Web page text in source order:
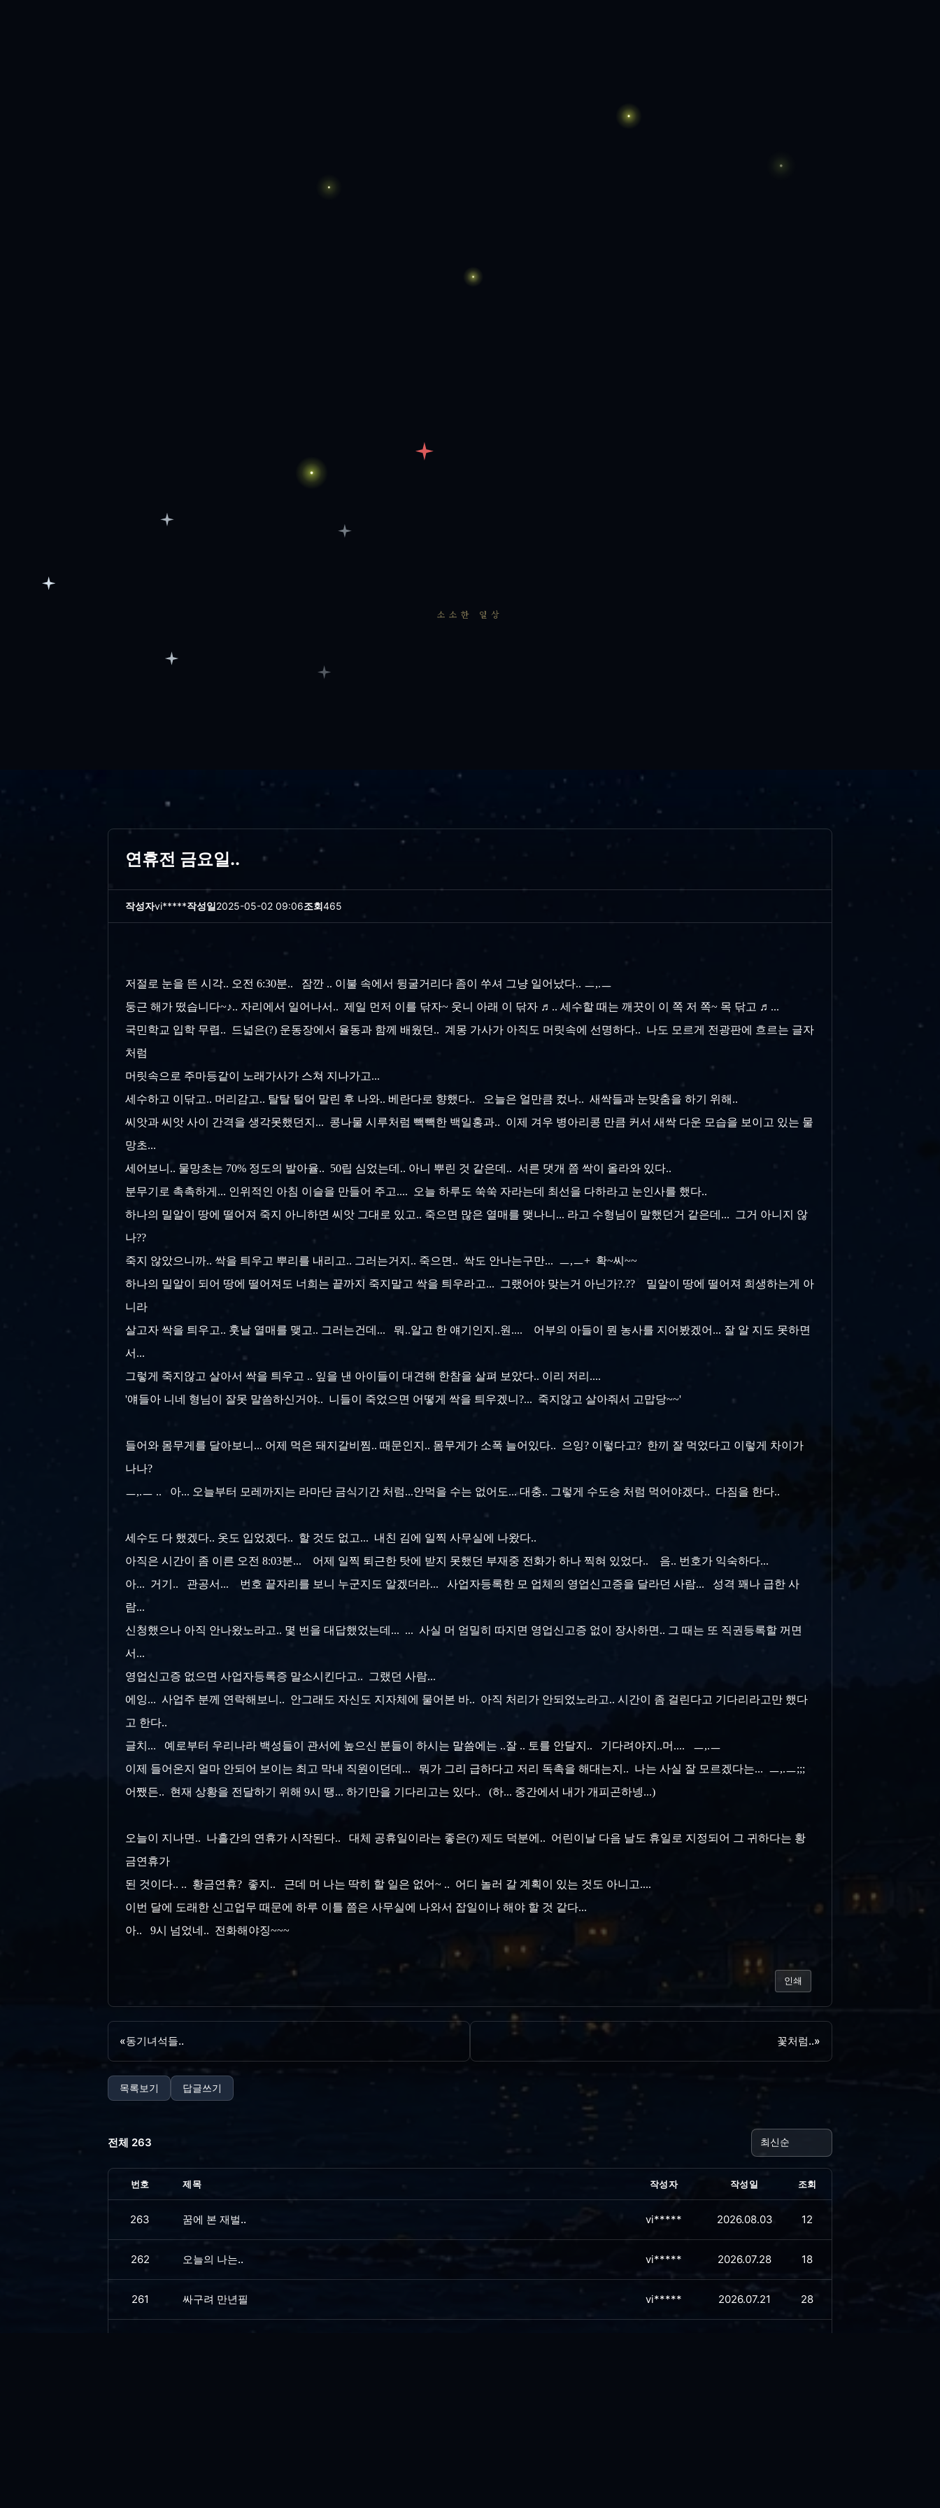
소소한 일상
연휴전 금요일..
작성자vi*****작성일2025-05-02 09:06조회465
저절로 눈을 뜬 시각.. 오전 6:30분.. 잠깐 .. 이불 속에서 뒹굴거리다 좀이 쑤셔 그냥 일어났다.. ㅡ,.ㅡ
둥근 해가 떴습니다~♪.. 자리에서 일어나서.. 제일 먼저 이를 닦자~ 웃니 아래 이 닦자 ♬.. 세수할 때는 깨끗이 이 쪽 저 쪽~ 목 닦고 ♬...
국민학교 입학 무렵.. 드넓은(?) 운동장에서 율동과 함께 배웠던.. 계몽 가사가 아직도 머릿속에 선명하다.. 나도 모르게 전광판에 흐르는 글자
처럼
머릿속으로 주마등같이 노래가사가 스쳐 지나가고...
세수하고 이닦고.. 머리감고.. 탈탈 털어 말린 후 나와.. 베란다로 향했다.. 오늘은 얼만큼 컸나.. 새싹들과 눈맞춤을 하기 위해..
씨앗과 씨앗 사이 간격을 생각못했던지... 콩나물 시루처럼 빽빽한 백일홍과.. 이제 겨우 병아리콩 만큼 커서 새싹 다운 모습을 보이고 있는 물
망초...
세어보니.. 물망초는 70% 정도의 발아율.. 50립 심었는데.. 아니 뿌린 것 같은데.. 서른 댓개 쯤 싹이 올라와 있다..
분무기로 촉촉하게... 인위적인 아침 이슬을 만들어 주고.... 오늘 하루도 쑥쑥 자라는데 최선을 다하라고 눈인사를 했다..
하나의 밀알이 땅에 떨어져 죽지 아니하면 씨앗 그대로 있고.. 죽으면 많은 열매를 맺나니... 라고 수형님이 말했던거 같은데... 그거 아니지 않
나??
죽지 않았으니까.. 싹을 틔우고 뿌리를 내리고.. 그러는거지.. 죽으면.. 싹도 안나는구만... ㅡ,ㅡ+ 확~씨~~
하나의 밀알이 되어 땅에 떨어져도 너희는 끝까지 죽지말고 싹을 틔우라고... 그랬어야 맞는거 아닌가?.?? 밀알이 땅에 떨어져 희생하는게 아
니라
살고자 싹을 틔우고.. 훗날 열매를 맺고.. 그러는건데... 뭐..알고 한 얘기인지..원.... 어부의 아들이 뭔 농사를 지어봤겠어... 잘 알 지도 못하면
서...
그렇게 죽지않고 살아서 싹을 틔우고 .. 잎을 낸 아이들이 대견해 한참을 살펴 보았다.. 이리 저리....
'얘들아 니네 형님이 잘못 말씀하신거야.. 니들이 죽었으면 어떻게 싹을 틔우겠니?... 죽지않고 살아줘서 고맙당~~'
들어와 몸무게를 달아보니... 어제 먹은 돼지갈비찜.. 때문인지.. 몸무게가 소폭 늘어있다.. 으잉? 이렇다고? 한끼 잘 먹었다고 이렇게 차이가
나나?
ㅡ,.ㅡ .. 아... 오늘부터 모레까지는 라마단 금식기간 처럼...안먹을 수는 없어도... 대충.. 그렇게 수도승 처럼 먹어야겠다.. 다짐을 한다..
세수도 다 했겠다.. 옷도 입었겠다.. 할 것도 없고... 내친 김에 일찍 사무실에 나왔다..
아직은 시간이 좀 이른 오전 8:03분... 어제 일찍 퇴근한 탓에 받지 못했던 부재중 전화가 하나 찍혀 있었다.. 음.. 번호가 익숙하다...
아... 거기.. 관공서... 번호 끝자리를 보니 누군지도 알겠더라... 사업자등록한 모 업체의 영업신고증을 달라던 사람... 성격 꽤나 급한 사
람...
신청했으나 아직 안나왔노라고.. 몇 번을 대답했었는데... ... 사실 머 엄밀히 따지면 영업신고증 없이 장사하면.. 그 때는 또 직권등록할 꺼면
서...
영업신고증 없으면 사업자등록증 말소시킨다고.. 그랬던 사람...
에잉... 사업주 분께 연락해보니.. 안그래도 자신도 지자체에 물어본 바.. 아직 처리가 안되었노라고.. 시간이 좀 걸린다고 기다리라고만 했다
고 한다..
글치... 예로부터 우리나라 백성들이 관서에 높으신 분들이 하시는 말씀에는 ..잘 .. 토를 안달지.. 기다려야지..머.... ㅡ,.ㅡ
이제 들어온지 얼마 안되어 보이는 최고 막내 직원이던데... 뭐가 그리 급하다고 저리 독촉을 해대는지.. 나는 사실 잘 모르겠다는... ㅡ,.ㅡ;;;
어쨌든.. 현재 상황을 전달하기 위해 9시 땡... 하기만을 기다리고는 있다.. (하... 중간에서 내가 개피곤하넹...)
오늘이 지나면.. 나흘간의 연휴가 시작된다.. 대체 공휴일이라는 좋은(?) 제도 덕분에.. 어린이날 다음 날도 휴일로 지정되어 그 귀하다는 황
금연휴가
된 것이다.. .. 황금연휴? 좋지.. 근데 머 나는 딱히 할 일은 없어~ .. 어디 놀러 갈 계획이 있는 것도 아니고....
이번 달에 도래한 신고업무 때문에 하루 이틀 쯤은 사무실에 나와서 잡일이나 해야 할 것 같다...
아.. 9시 넘었네.. 전화해야징~~~
인쇄
«동기녀석들.. 꽃처럼..»
목록보기 답글쓰기
전체 263
번호 제목 작성자 작성일 조회
263 꿈에 본 재벌.. vi***** 2026.08.03 12
262 오늘의 나는.. vi***** 2026.07.28 18
261 싸구려 만년필 vi***** 2026.07.21 28